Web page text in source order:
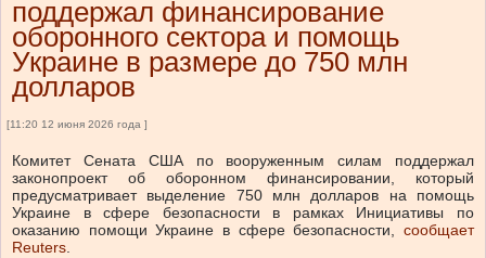
поддержал финансирование
оборонного сектора и помощь
Украине в размере до 750 млн
долларов
[11:20 12 июня 2026 года ]
Комитет Сената США по вооруженным силам поддержал
законопроект об оборонном финансировании, который
предусматривает выделение 750 млн долларов на помощь
Украине в сфере безопасности в рамках Инициативы по
оказанию помощи Украине в сфере безопасности, сообщает
Reuters.